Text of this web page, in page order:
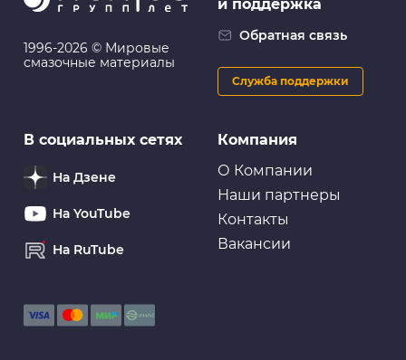
1996-2026 © Мировые
смазочные материалы
Компания
О Компании
Наши партнеры
Контакты
Вакансии
и поддержка
Обратная связь
Служба поддержки
В социальных сетях
На Дзене
На YouTube
На RuTube